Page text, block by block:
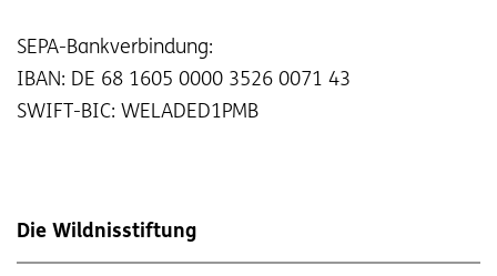
SEPA-Bankverbindung:
IBAN: DE 68 1605 0000 3526 0071 43
SWIFT-BIC: WELADED1PMB
Die Wildnisstiftung